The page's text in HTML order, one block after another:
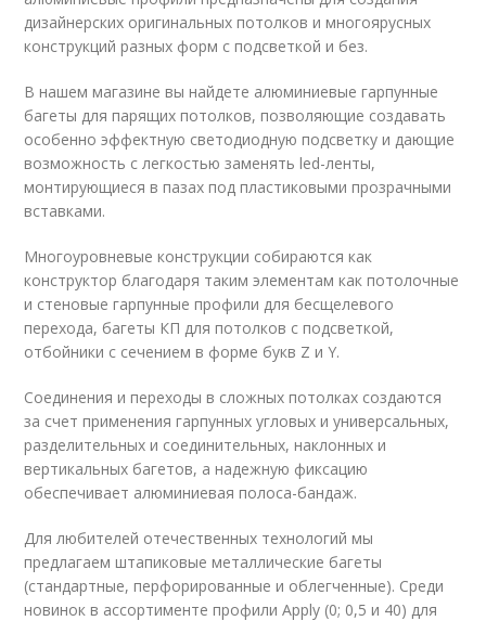
дизайнерских оригинальных потолков и многоярусных
конструкций разных форм с подсветкой и без.
В нашем магазине вы найдете алюминиевые гарпунные
багеты для парящих потолков, позволяющие создавать
особенно эффектную светодиодную подсветку и дающие
возможность с легкостью заменять led-ленты,
монтирующиеся в пазах под пластиковыми прозрачными
вставками.
Многоуровневые конструкции собираются как
конструктор благодаря таким элементам как потолочные
и стеновые гарпунные профили для бесщелевого
перехода, багеты КП для потолков с подсветкой,
отбойники с сечением в форме букв Z и Y.
Соединения и переходы в сложных потолках создаются
за счет применения гарпунных угловых и универсальных,
разделительных и соединительных, наклонных и
вертикальных багетов, а надежную фиксацию
обеспечивает алюминиевая полоса-бандаж.
Для любителей отечественных технологий мы
предлагаем штапиковые металлические багеты
(стандартные, перфорированные и облегченные). Среди
новинок в ассортименте профили Apply (0; 0,5 и 40) для